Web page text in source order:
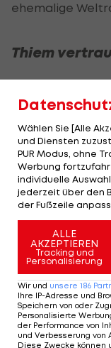
ehemalige
Thiem
Grundsätzlich
mehr genießen,
unter Druck
Chance, auf
versuche jeden
Befragt wurde
Prima, dem
komplett
extrem gern, ich
bin mir sehr
gemacht hat."
Ob er zu
Kommentar,
Wählen Sie [Alle
und Diensten
PUR Modus, ohne
Werbung
individuelle
jederzeit über den
der Fußzeile
ALLE
AKZEPTIEREN
Tracking und
Personalisierung
Wir und unsere 186
Ihre IP-Adresse und
Speichern von oder
Personalisierte
der Performance von
und Verbesserung von
Diese Zwecke können